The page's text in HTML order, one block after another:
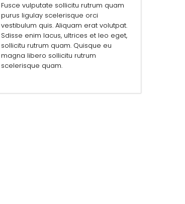
Fusce vulputate sollicitu rutrum quam
purus ligulay scelerisque orci
vestibulum quis. Aliquam erat volutpat.
Sdisse enim lacus, ultrices et leo eget,
sollicitu rutrum quam. Quisque eu
magna libero sollicitu rutrum
scelerisque quam.